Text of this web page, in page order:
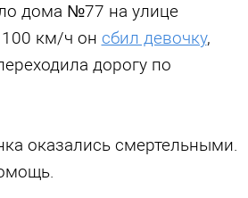
дома №77 на улице
100 км/ч он сбил девочку,
дорогу по
оказались смертельными.